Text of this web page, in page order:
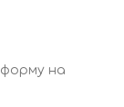
на